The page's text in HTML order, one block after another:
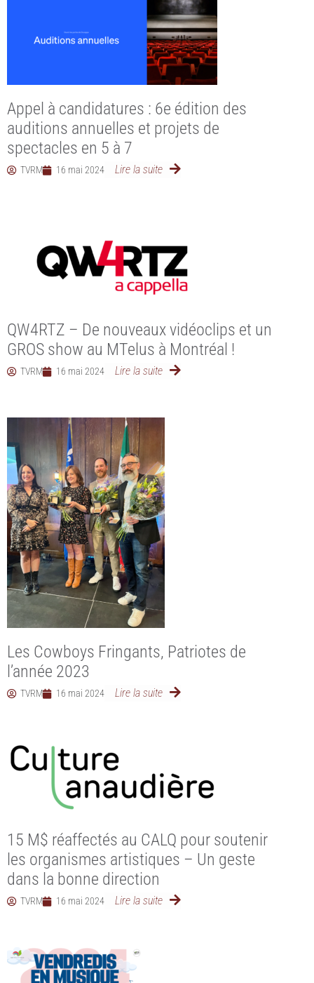
Appel à candidatures : 6e édition des
auditions annuelles et projets de
spectacles en 5 à 7
TVRM 16 mai 2024 Lire la suite
QW4RTZ – De nouveaux vidéoclips et un
GROS show au MTelus à Montréal !
TVRM 16 mai 2024 Lire la suite
Les Cowboys Fringants, Patriotes de
l’année 2023
TVRM 16 mai 2024 Lire la suite
15 M$ réaffectés au CALQ pour soutenir
les organismes artistiques – Un geste
dans la bonne direction
TVRM 16 mai 2024 Lire la suite